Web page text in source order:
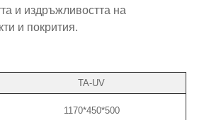
и издръжливостта на
и покрития.
TA-UV
1170*450*500